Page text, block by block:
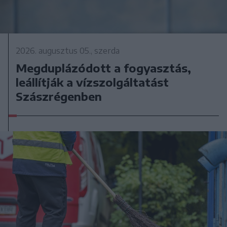
2026. augusztus 05., szerda
Megduplázódott a fogyasztás,
leállítják a vízszolgáltatást
Szászrégenben